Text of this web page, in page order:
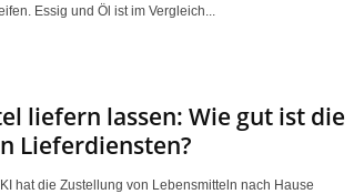
Essig und Öl ist im Vergleich...
liefern lassen: Wie gut ist die
Lieferdiensten?
hat die Zustellung von Lebensmitteln nach Hause